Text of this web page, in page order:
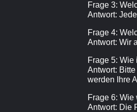
Frage 3:
Antwort:
Frage 4:
Antwort: Wir
Frage 5: Wie
Antwort:
werden Ihre
Frage 6:
Antwort: Die